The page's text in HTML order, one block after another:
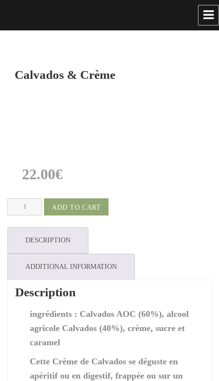
Calvados & Crème
22.00€
quantity
ADD TO CART
DESCRIPTION
ADDITIONAL INFORMATION
Description
ingrédients : Calvados AOC (60%), alcool
agricole Calvados (40%), crème, sucre et
caramel
Cette Crème de Calvados se déguste en
apéritif ou en digestif, frappée ou sur un